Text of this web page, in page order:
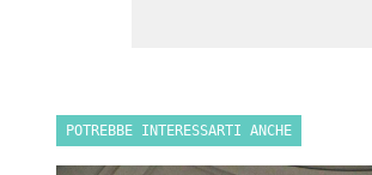
POTREBBE INTERESSARTI ANCHE